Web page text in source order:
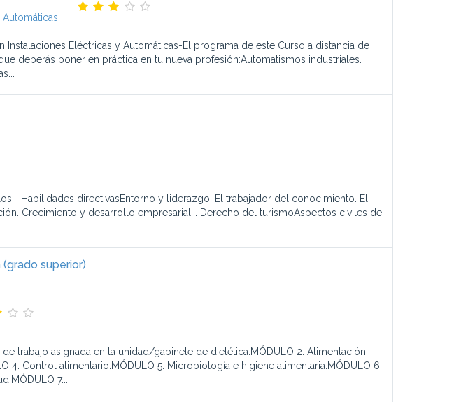
Eléctricas y Automáticas-El programa de este Curso a distancia de
deberás poner en práctica en tu nueva profesión:Automatismos industriales.
Habilidades directivasEntorno y liderazgo. El trabajador del conocimiento. El
Crecimiento y desarrollo empresarialII. Derecho del turismoAspectos civiles de
superior)
trabajo asignada en la unidad/gabinete de dietética.MÓDULO 2. Alimentación
4. Control alimentario.MÓDULO 5. Microbiología e higiene alimentaria.MÓDULO 6.
7...